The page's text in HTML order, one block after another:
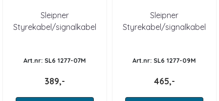
Sleipner
Styrekabel/signalkabel
Art.nr: SL6 1277-07M
389,-
Sleipner
Styrekabel/signalkabel
Art.nr: SL6 1277-09M
465,-